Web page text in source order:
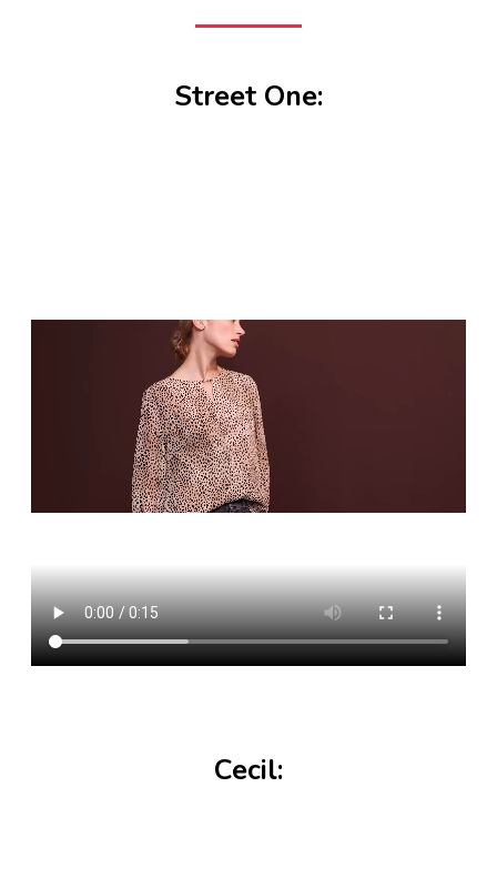
Street One:
Cecil: